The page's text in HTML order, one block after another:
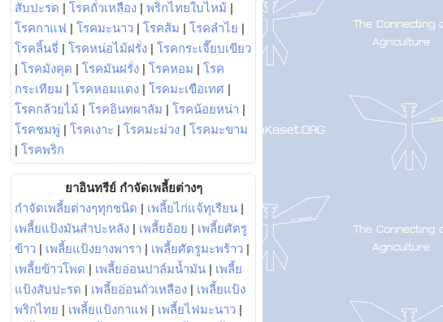
สับปะรด | โรคถั่วเหลือง | พริกไทยใบไหม้ |
โรคกาแฟ | โรคมะนาว | โรคส้ม | โรคลำไย |
โรคลิ้นจี่ | โรคหน่อไม้ฝรั่ง | โรคกระเจี๊ยบเขียว
| โรคมังคุด | โรคมันฝรั่ง | โรคหอม | โรค
กระเทียม | โรคหอมแดง | โรคมะเขือเทศ |
โรคกล้วยไม้ | โรคอินทผาลัม | โรคน้อยหน่า |
โรคชมพู่ | โรคเงาะ | โรคมะม่วง | โรคมะขาม
| โรคพริก
ยาอินทรีย์ กำจัดเพลี้ยต่างๆ
กำจัดเพลี้ยต่างๆทุกชนิด | เพลี้ยไก่แจ้ทุเรียน |
เพลี้ยแป้งมันสำปะหลัง | เพลี้ยอ้อย | เพลี้ยศัตรู
ข้าว | เพลี้ยแป้งยางพารา | เพลี้ยศัตรูมะพร้าว |
เพลี้ยข้าวโพด | เพลี้ยอ่อนปาล์มน้ำมัน | เพลี้ย
แป้งสับปะรด | เพลี้ยอ่อนถั่วเหลือง | เพลี้ยแป้ง
พริกไทย | เพลี้ยแป้งกาแฟ | เพลี้ยไฟมะนาว |